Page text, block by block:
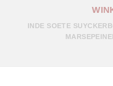
INDE SOETE